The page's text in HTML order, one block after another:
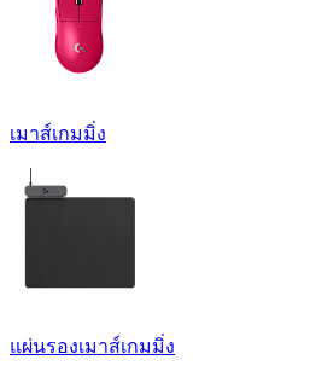
เมาส์เกมมิ่ง
แผ่นรองเมาส์เกมมิ่ง